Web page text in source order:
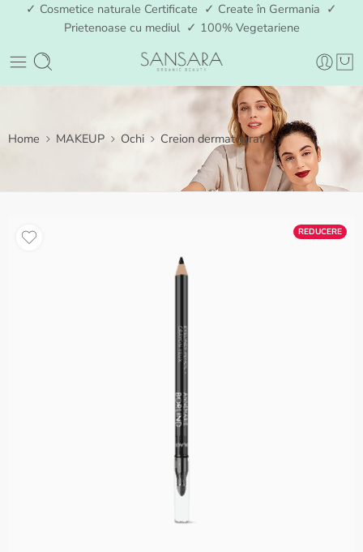
✓ Cosmetice naturale Certificate ✓ Create în Germania ✓
Prietenoase cu mediul ✓ 100% Vegetariene
Home MAKEUP Ochi Creion dermatograf
REDUCERE